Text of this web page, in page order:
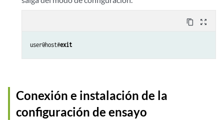
content_copy zoom_out_map
user@host#exit
Conexión e instalación de la
configuración de ensayo